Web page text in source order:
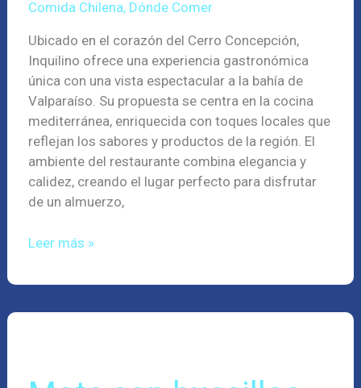
Comida Chilena, Dónde Comer
Ubicado en el corazón del Cerro Concepción,
Inquilino ofrece una experiencia gastronómica
única con una vista espectacular a la bahía de
Valparaíso. Su propuesta se centra en la cocina
mediterránea, enriquecida con toques locales que
reflejan los sabores y productos de la región. El
ambiente del restaurante combina elegancia y
calidez, creando el lugar perfecto para disfrutar
de un almuerzo,
Leer más »
Playa